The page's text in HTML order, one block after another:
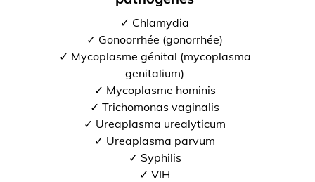
✓ Chlamydia
✓ Gonoorrhée (gonorrhée)
✓ Mycoplasme génital (mycoplasma
genitalium)
✓ Mycoplasme hominis
✓ Trichomonas vaginalis
✓ Ureaplasma urealyticum
✓ Ureaplasma parvum
✓ Syphilis
✓ VIH